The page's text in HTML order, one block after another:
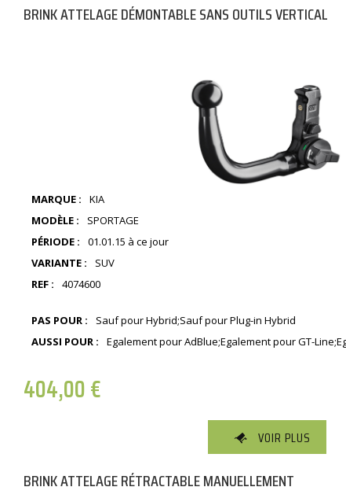
BRINK ATTELAGE DÉMONTABLE SANS OUTILS VERTICAL
MARQUE :
KIA
MODÈLE :
SPORTAGE
PÉRIODE :
01.01.15 à ce jour
VARIANTE :
SUV
REF :
4074600
PAS POUR :
Sauf pour Hybrid;Sauf pour Plug-in Hybrid
AUSSI POUR :
Egalement pour AdBlue;Egalement pour GT-
404,00€
VOIR PLUS
BRINK ATTELAGE RÉTRACTABLE MANUELLEMENT